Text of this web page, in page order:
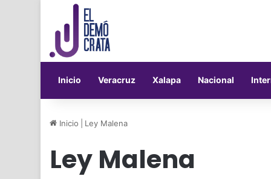
Inicio Veracruz Xalapa Nacional
Inicio Ley Malena
Ley Malena